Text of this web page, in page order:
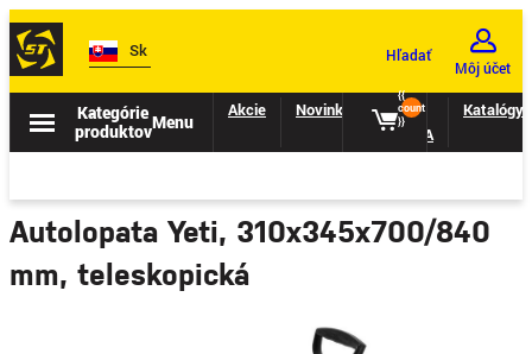
Sk Hľadať
Môj účet
{{
count
}}
Kategórie
produktovMenu
Akcie Novinky
II.
TRIEDA
Katalógy
Autolopata Yeti, 310x345x700/840
mm, teleskopická